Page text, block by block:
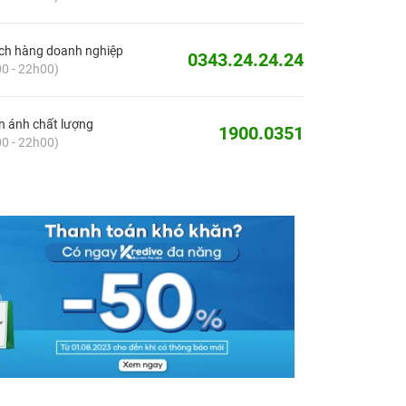
hàng doanh nghiệp
- 22h00)
0343.24.24.24
ánh chất lượng
- 22h00)
1900.0351